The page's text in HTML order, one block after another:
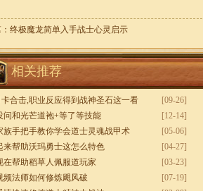
终极魔龙简单入手战士心灵启示
相关推荐
[09-26]
卡合击,职业反应得到战神圣石这一看
[12-14]
问和光芒道袍+等了等技能
[05-06]
族手把手教你学会道士灵魂战甲术
[04-27]
来帮助沃玛勇士这怎么特色
[03-23]
在帮助稻草人佩服道玩家
[07-19]
频法师如何修炼飓风破